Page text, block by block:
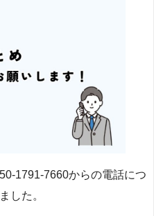
1791-7660からの電話につ
した。